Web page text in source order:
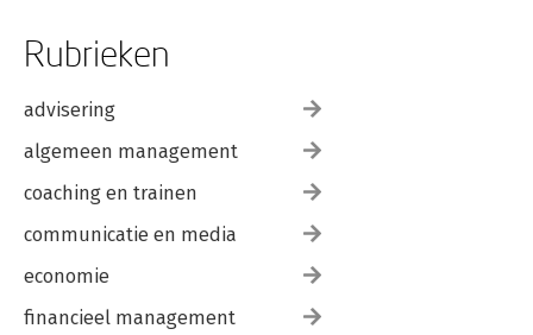
Rubrieken
advisering
algemeen management
coaching en trainen
communicatie en media
economie
financieel management